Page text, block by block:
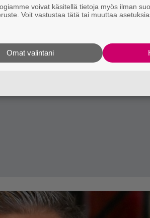
voivat käsitellä tietoja myös ilman
Voit vastustaa tätä tai muuttaa
Omat valintani